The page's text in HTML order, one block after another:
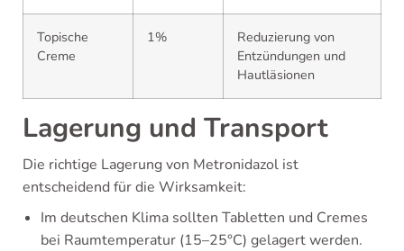
Topische
Creme
1%
Reduzierung von
Entzündungen und
Hautläsionen
Lagerung und Transport
Die richtige Lagerung von Metronidazol ist
entscheidend für die Wirksamkeit:
Im deutschen Klima sollten Tabletten und Cremes
bei Raumtemperatur (15–25°C) gelagert werden.